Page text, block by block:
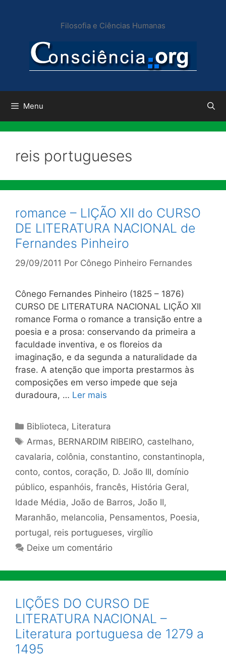
conteúdo
Filosofia e Ciências Humanas
Menu
reis portugueses
romance – LIÇÃO XII do CURSO
DE LITERATURA NACIONAL de
Fernandes Pinheiro
29/09/2011 Por Cônego Pinheiro Fernandes
Cônego Fernandes Pinheiro (1825 – 1876)
CURSO DE LITERATURA NACIONAL LIÇÃO XII
romance Forma o romance a transição entre a
poesia e a prosa: conservando da primeira a
faculdade inventiva, e os floreios da
imaginação, e da segunda a naturalidade da
frase. A atenção que importa prestarmos às
composições em verso impede que seja
duradoura, … Ler mais
Categorias
Biblioteca, Literatura
Tags
Armas, BERNARDIM RIBEIRO, castelhano,
cavalaria, colônia, constantino, constantinopla,
conto, contos, coração, D. João III, domínio
público, espanhóis, francês, História Geral,
Idade Média, João de Barros, João II,
Maranhão, melancolia, Pensamentos, Poesia,
portugal, reis portugueses, virgílio
Deixe um comentário
LIÇÕES DO CURSO DE
LITERATURA NACIONAL –
Literatura portuguesa de 1279 a
1495